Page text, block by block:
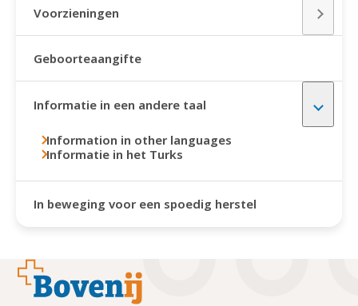
Voorzieningen
Geboorteaangifte
Informatie in een andere taal
Information in other languages
Informatie in het Turks
In beweging voor een spoedig herstel
Footer